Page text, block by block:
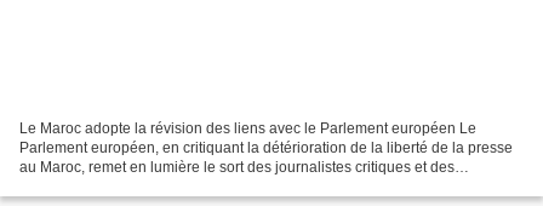
Le Maroc adopte la révision des liens avec le Parlement européen Le
Parlement européen, en critiquant la détérioration de la liberté de la presse
au Maroc, remet en lumière le sort des journalistes critiques et des